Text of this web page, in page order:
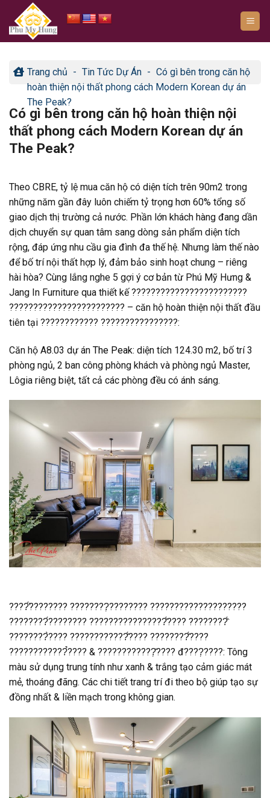
nội
Trang chủ - Tin Tức Dự Án - Có gì bên trong căn hộ
hoàn thiện nội thất phong cách Modern Korean dự án
The Peak?
Có gì bên trong căn hộ hoàn thiện nội
thất phong cách Modern Korean dự án
The Peak?
Theo CBRE, tỷ lệ mua căn hộ có diện tích trên 90m2 trong
những năm gần đây luôn chiếm tỷ trọng hơn 60% tổng số
giao dịch thị trường cả nước. Phần lớn khách hàng đang dần
dịch chuyển sự quan tâm sang dòng sản phẩm diện tích
rộng, đáp ứng nhu cầu gia đình đa thế hệ. Nhưng làm thế nào
để bố trí nội thất hợp lý, đảm bảo sinh hoạt chung – riêng
hài hòa? Cùng lắng nghe 5 gợi ý cơ bản từ Phú Mỹ Hưng &
Jang In Furniture qua thiết kế ????????????????????????
???????????????????????? – căn hộ hoàn thiện nội thất đầu
tiên tại ???????????? ????????????????:
Căn hộ A8.03 dự án The Peak: diện tích 124.30 m2, bố trí 3
phòng ngủ, 2 ban công phòng khách và phòng ngủ Master,
Lôgia riêng biệt, tất cả các phòng đều có ánh sáng.
????̛́???????? ????????̣???????? ????????????????????
????????́???????? ????????????????̂́???? ????????̂́
????????̀???? ????????????̂́???? ????????̂́????
????????????̉???? & ????????????̣̂???? đ????̣????: Tông
màu sử dụng trung tính như xanh & trắng tạo cảm giác mát
mẻ, thoáng đãng. Các chi tiết trang trí đi theo bộ giúp tạo sự
đồng nhất & liền mạch trong không gian.